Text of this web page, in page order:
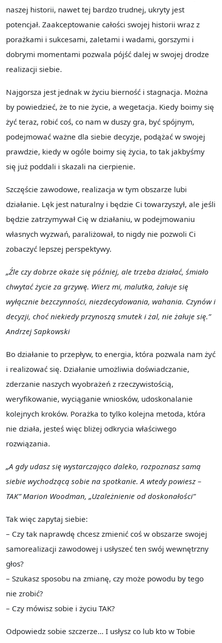
naszej historii, nawet tej bardzo trudnej, ukryty jest
potencjał. Zaakceptowanie całości swojej historii wraz z
porażkami i sukcesami, zaletami i wadami, gorszymi i
dobrymi momentami pozwala pójść dalej w swojej drodze
realizacji siebie.
Najgorsza jest jednak w życiu bierność i stagnacja. Można
by powiedzieć, że to nie życie, a wegetacja. Kiedy boimy się
żyć teraz, robić coś, co nam w duszy gra, być spójnym,
podejmować ważne dla siebie decyzje, podążać w swojej
prawdzie, kiedy w ogóle boimy się życia, to tak jakbyśmy
się już poddali i skazali na cierpienie.
Szczęście zawodowe, realizacja w tym obszarze lubi
działanie. Lęk jest naturalny i będzie Ci towarzyszył, ale jeśli
będzie zatrzymywał Cię w działaniu, w podejmowaniu
własnych wyzwań, paraliżował, to nigdy nie pozwoli Ci
zobaczyć lepszej perspektywy.
„Źle czy dobrze okaże się później, ale trzeba działać, śmiało
chwytać życie za grzywę. Wierz mi, malutka, żałuje się
wyłącznie bezczynności, niezdecydowania, wahania. Czynów i
decyzji, choć niekiedy przynoszą smutek i żal, nie żałuje się.”
Andrzej Sapkowski
Bo działanie to przepływ, to energia, która pozwala nam żyć
i realizować się. Działanie umożliwia doświadczanie,
zderzanie naszych wyobrażeń z rzeczywistością,
weryfikowanie, wyciąganie wniosków, udoskonalanie
kolejnych kroków. Porażka to tylko kolejna metoda, która
nie działa, jesteś więc bliżej odkrycia właściwego
rozwiązania.
„A gdy udasz się wystarczająco daleko, rozpoznasz samą
siebie wychodzącą sobie na spotkanie. A wtedy powiesz –
TAK” Marion Woodman, „Uzależnienie od doskonałości”
Tak więc zapytaj siebie:
– Czy tak naprawdę chcesz zmienić coś w obszarze swojej
samorealizacji zawodowej i usłyszeć ten swój wewnętrzny
głos?
– Szukasz sposobu na zmianę, czy może powodu by tego
nie zrobić?
– Czy mówisz sobie i życiu TAK?
Odpowiedz sobie szczerze… I usłysz co lub kto w Tobie